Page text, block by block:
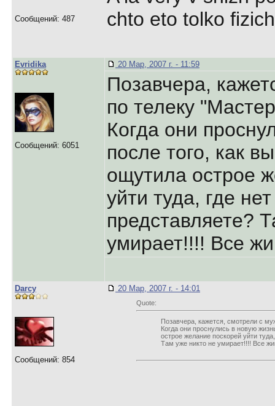
Сообщений: 487
chto eto tolko
Evridika
Сообщений: 6051
20 Мар, 2007 г. - 11:59
Позавчера,
по телеку
Когда они
после того, как
ощутила острое
уйти туда, где
представляете?
умирает!!!! Все
Darcy
Сообщений: 854
20 Мар, 2007 г. - 14:01
Quote:
Позавчера, кажется, смотрели с
Когда они проснулись в новую
острое желание поскорей уйти
Там уже никто не умирает!!!! Все